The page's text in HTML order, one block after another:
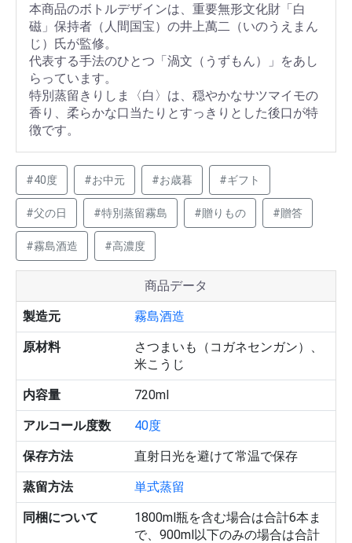
本商品のボトルデザインは、重要無形文化財「白
磁」保持者（人間国宝）の井上萬二（いのうえまん
じ）氏が監修。
代表する手法のひとつ「渦文（うずもん）」をあし
らっています。
特別蒸留きりしま〈白〉は、穏やかなサツマイモの
香り、柔らかな口当たりとすっきりとした後口が特
徴です。
#40度 #お中元 #お歳暮 #ギフト
#父の日 #特別蒸留霧島 #贈りもの #贈答
#霧島酒造 #高濃度
商品データ
製造元 霧島酒造
原材料
さつまいも（コガネセンガン）、
米こうじ
内容量 720ml
アルコール度数 40度
保存方法 直射日光を避けて常温で保存
蒸留方法 単式蒸留
同梱について
1800ml瓶を含む場合は合計6本ま
で、900ml以下のみの場合は合計